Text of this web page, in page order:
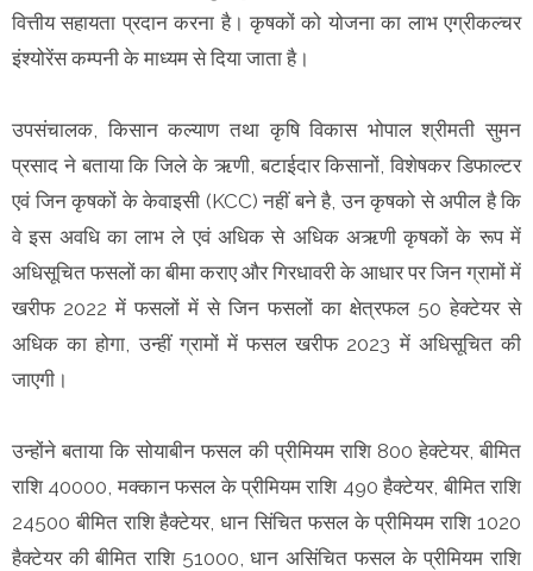
वित्तीय सहायता प्रदान करना है। कृषकों को योजना का लाभ एग्रीकल्चर
इंश्योरेंस कम्पनी के माध्यम से दिया जाता है।
उपसंचालक, किसान कल्याण तथा कृषि विकास भोपाल श्रीमती सुमन
प्रसाद ने बताया कि जिले के ऋणी, बटाईदार किसानों, विशेषकर डिफाल्टर
एवं जिन कृषकों के केवाइसी (KCC) नहीं बने है, उन कृषको से अपील है कि
वे इस अवधि का लाभ ले एवं अधिक से अधिक अऋणी कृषकों के रूप में
अधिसूचित फसलों का बीमा कराए और गिरधावरी के आधार पर जिन ग्रामों में
खरीफ 2022 में फसलों में से जिन फसलों का क्षेत्रफल 50 हेक्टेयर से
अधिक का होगा, उन्हीं ग्रामों में फसल खरीफ 2023 में अधिसूचित की
जाएगी।
उन्होंने बताया ‍कि सोयाबीन फसल की प्रीमियम राशि 800 हेक्टेयर, बीमित
राशि 40000, मक्कान फसल के प्रीमियम राशि 490 हैक्टेयर, बीमित राशि
24500 बीमित राशि हैक्टेयर, धान सिंचित फसल के प्रीमियम राशि 1020
हैक्टेयर की बीमित राशि 51000, धान असिंचित फसल के प्रीमियम राशि